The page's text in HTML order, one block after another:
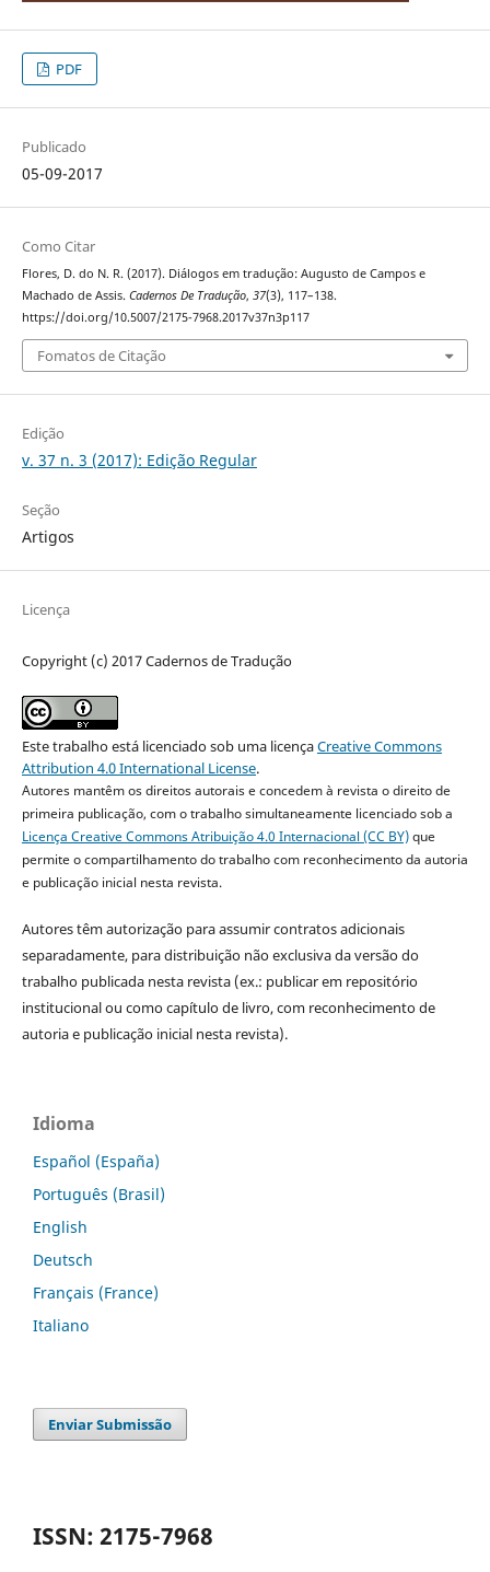
PDF
Publicado
05-09-2017
Como Citar
Flores, D. do N. R. (2017). Diálogos em tradução: Augusto de Campos e
Machado de Assis. Cadernos De Tradução, 37(3), 117–138.
https://doi.org/10.5007/2175-7968.2017v37n3p117
Fomatos de Citação
Edição
v. 37 n. 3 (2017): Edição Regular
Seção
Artigos
Licença
Copyright (c) 2017 Cadernos de Tradução
Este trabalho está licenciado sob uma licençaCreative Commons
Attribution 4.0 International License.
Autores mantêm os direitos autorais e concedem à revista o direito de
primeira publicação, com o trabalho simultaneamente licenciado sob a
Licença Creative Commons Atribuição 4.0 Internacional (CC BY)que
permite o compartilhamento do trabalho com reconhecimento da autoria
e publicação inicial nesta revista.
Autores têm autorização para assumir contratos adicionais
separadamente, para distribuição não exclusiva da versão do
trabalho publicada nesta revista (ex.: publicar em repositório
institucional ou como capítulo de livro, com reconhecimento de
autoria e publicação inicial nesta revista).
Idioma
Español (España)
Português (Brasil)
English
Deutsch
Français (France)
Italiano
Enviar Submissão
ISSN: 2175-7968